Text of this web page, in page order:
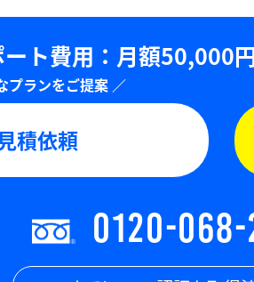
ート費用：⽉額50,000
見積依頼
0120-068-